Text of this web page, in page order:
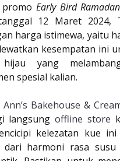
Early Bird Ramadan
12 Maret 2024,
harga istimewa, yaitu
kesempatan ini
yang
spesial kalian.
Bakehouse &
langsungoffline store
kelezatan kue ini
harmoni rasa susu